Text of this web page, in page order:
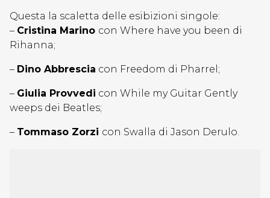
Questa la scaletta delle esibizioni singole:
– Cristina Marino con Where have you been di
Rihanna;
– Dino Abbrescia con Freedom di Pharrel;
– Giulia Provvedi con While my Guitar Gently
weeps dei Beatles;
– Tommaso Zorzi con Swalla di Jason Derulo.